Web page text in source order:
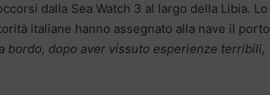
dalla Sea Watch 3 al largo della Libia. Lo
italiane hanno assegnato alla nave il porto
bordo, dopo aver vissuto esperienze terribili,